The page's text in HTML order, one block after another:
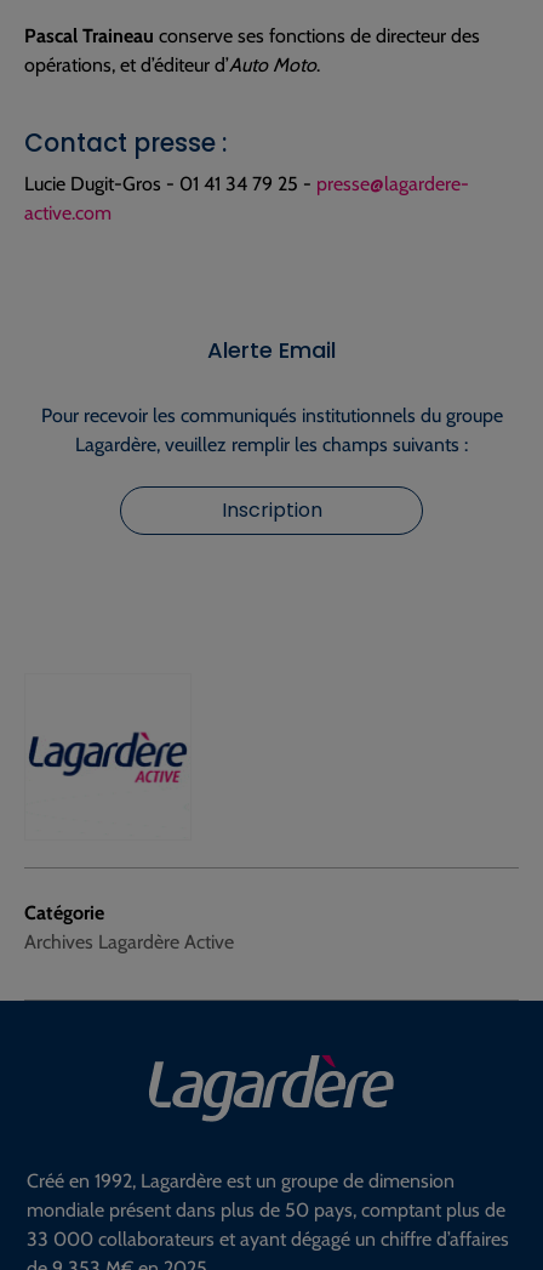
Catégorie
Archives Lagardère Active
Pascal Traineau conserve ses fonctions de directeur des
opérations, et d’éditeur d’Auto Moto.
Contact presse :
Lucie Dugit-Gros - 01 41 34 79 25 - presse@lagardere-
active.com
Alerte Email
Pour recevoir les communiqués institutionnels du groupe
Lagardère, veuillez remplir les champs suivants :
Inscription
Créé en 1992, Lagardère est un groupe de dimension
mondiale présent dans plus de 50 pays, comptant plus de
33 000 collaborateurs et ayant dégagé un chiffre d’affaires